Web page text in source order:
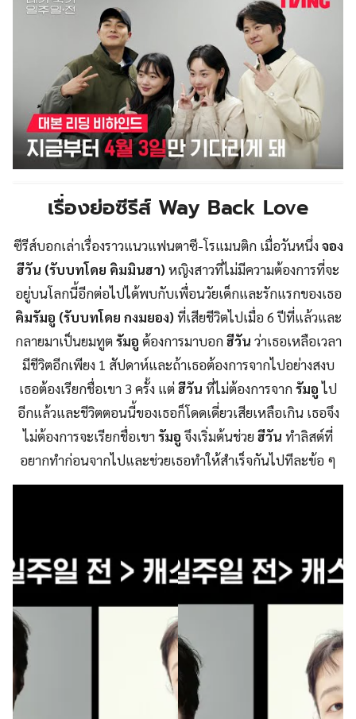
เรื่องย่อซีรีส์ Way Back Love
ซีรีส์บอกเล่าเรื่องราวแนวแฟนตาซี-โรแมนติก เมื่อวันหนึ่งจอง
ฮีวัน (รับบทโดย คิมมินฮา)หญิงสาวที่ไม่มีความต้องการที่จะ
อยู่บนโลกนี้อีกต่อไปได้พบกับเพื่อนวัยเด็กและรักแรกของเธอ
คิมรัมอู (รับบทโดย กงมยอง)ที่เสียชีวิตไปเมื่อ 6 ปีที่แล้วและ
กลายมาเป็นยมทูตรัมอู ต้องการมาบอกฮีวัน ว่าเธอเหลือเวลา
มีชีวิตอีกเพียง 1 สัปดาห์และถ้าเธอต้องการจากไปอย่างสงบ
เธอต้องเรียกชื่อเขา 3 ครั้ง แต่ฮีวัน ที่ไม่ต้องการจากรัมอูไป
อีกแล้วและชีวิตตอนนี้ของเธอก็โดดเดี่ยวเสียเหลือเกิน เธอจึง
ไม่ต้องการจะเรียกชื่อเขารัมอู จึงเริ่มต้นช่วยฮีวัน ทำลิสต์ที่
อยากทำก่อนจากไปและช่วยเธอทำให้สำเร็จกันไปทีละข้อ ๆ